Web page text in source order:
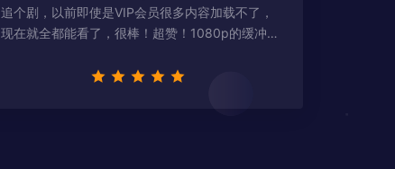
追个剧，以前即使是VIP会员很多内容加载不了，
现在就全都能看了，很棒！超赞！1080p的缓冲完